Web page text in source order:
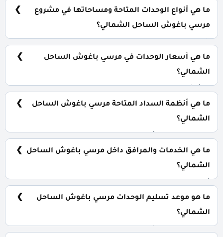
اسكندرية/ مرسى مطروح وبالتحديد في قلب منطقة سيدي
حنيش.
ما هي أنواع الوحدات المتاحة ومساحاتها في مشروع
مرسي باغوش الساحل الشمالي؟
بمساحات تبدأ من 80 متر مربع.
ما هي أسعار الوحدات في مرسي باغوش الساحل
الشمالي؟
ما هي أنظمة السداد المتاحة مرسي باغوش الساحل
الشمالي؟
ما هي الخدمات والمرافق داخل مرسي باغوش الساحل
الشمالي؟
ما هو موعد تسليم الوحدات مرسي باغوش الساحل
الشمالي؟